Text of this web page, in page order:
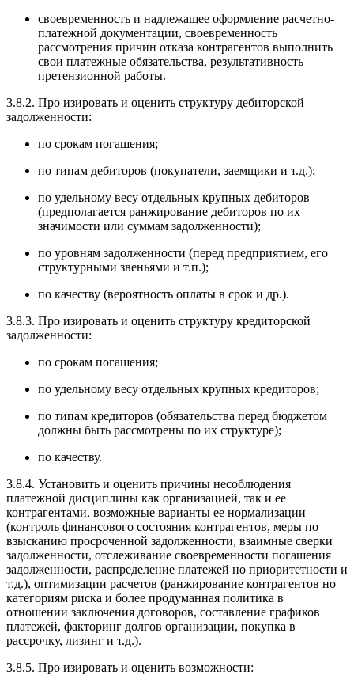
своевременность и надлежащее оформление расчетно-
платежной документации, своевременность
рассмотрения причин отказа контрагентов выполнить
свои платежные обязательства, результативность
претензионной работы.
3.8.2. Про изировать и оценить структуру дебиторской
задолженности:
по срокам погашения;
по типам дебиторов (покупатели, заемщики и т.д.);
по удельному весу отдельных крупных дебиторов
(предполагается ранжирование дебиторов по их
значимости или суммам задолженности);
по уровням задолженности (перед предприятием, его
структурными звеньями и т.п.);
по качеству (вероятность оплаты в срок и др.).
3.8.3. Про изировать и оценить структуру кредиторской
задолженности:
по срокам погашения;
по удельному весу отдельных крупных кредиторов;
по типам кредиторов (обязательства перед бюджетом
должны быть рассмотрены по их структуре);
по качеству.
3.8.4. Установить и оценить причины несоблюдения
платежной дисциплины как организацией, так и ее
контрагентами, возможные варианты ее нормализации
(контроль финансового состояния контрагентов, меры по
взысканию просроченной задолженности, взаимные сверки
задолженности, отслеживание своевременности погашения
задолженности, распределение платежей но приоритетности и
т.д.), оптимизации расчетов (ранжирование контрагентов но
категориям риска и более продуманная политика в
отношении заключения договоров, составление графиков
платежей, факторинг долгов организации, покупка в
рассрочку, лизинг и т.д.).
3.8.5. Про изировать и оценить возможности: